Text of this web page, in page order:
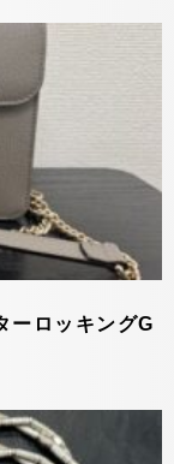
ーロッキングG